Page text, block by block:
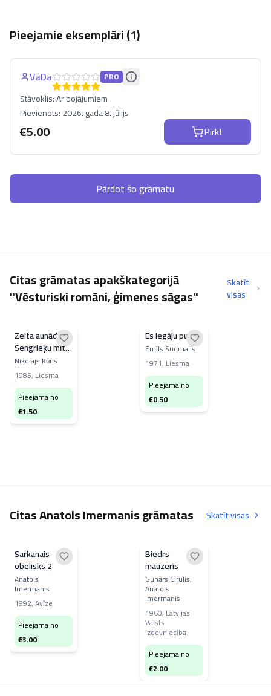
Pieejamie eksemplāri (1)
VaDa PRO
Stāvoklis:Ar bojājumiem
Pievienots:2026. gada 8. jūlijs
€5.00 Pirkt
Pārdot šo grāmatu
Citas grāmatas apakškategorijā
"Vēsturiski romāni, ģimenes sāgas"
Skatīt
visas
Zelta aunāda.
Sengrieķu mīti
un varoņteikas
Nikolajs Kūns
1985, Liesma
Pieejama no
€1.50
Es iegāju pulkā.
Emīls Sudmalis
1971, Liesma
Pieejama no
€0.50
Citas Anatols Imermanis grāmatas Skatīt visas
Sarkanais
obelisks 2
Anatols
Imermanis
1992,Avīze
Pieejama no
€3.00
Biedrs
mauzeris
Gunārs Cīrulis,
Anatols
Imermanis
1960, Latvijas
Valsts
izdevniecība
Pieejama no
€2.00